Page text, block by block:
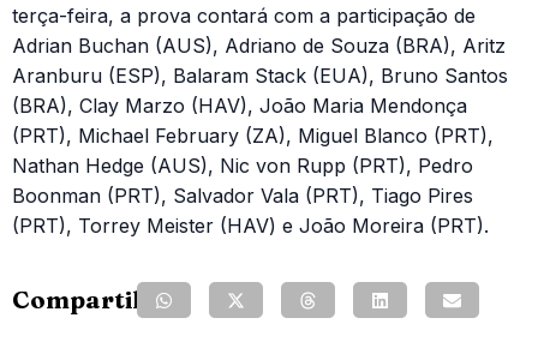
terça-feira, a prova contará com a participação de
Adrian Buchan (AUS), Adriano de Souza (BRA), Aritz
Aranburu (ESP), Balaram Stack (EUA), Bruno Santos
(BRA), Clay Marzo (HAV), João Maria Mendonça
(PRT), Michael February (ZA), Miguel Blanco (PRT),
Nathan Hedge (AUS), Nic von Rupp (PRT), Pedro
Boonman (PRT), Salvador Vala (PRT), Tiago Pires
(PRT), Torrey Meister (HAV) e João Moreira (PRT).
Compartilhe: